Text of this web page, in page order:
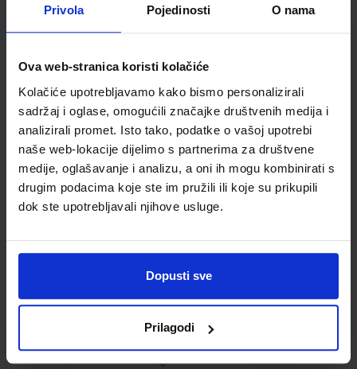
Privola Pojedinosti O nama
Ova web-stranica koristi kolačiće
Kolačiće upotrebljavamo kako bismo personalizirali
sadržaj i oglase, omogućili značajke društvenih medija i
analizirali promet. Isto tako, podatke o vašoj upotrebi
naše web-lokacije dijelimo s partnerima za društvene
medije, oglašavanje i analizu, a oni ih mogu kombinirati s
drugim podacima koje ste im pružili ili koje su prikupili
dok ste upotrebljavali njihove usluge.
Dopusti sve
Prilagodi
Omot PVC za školske
udžbenike; dimenzije
431x272; tip 160
0,85 €